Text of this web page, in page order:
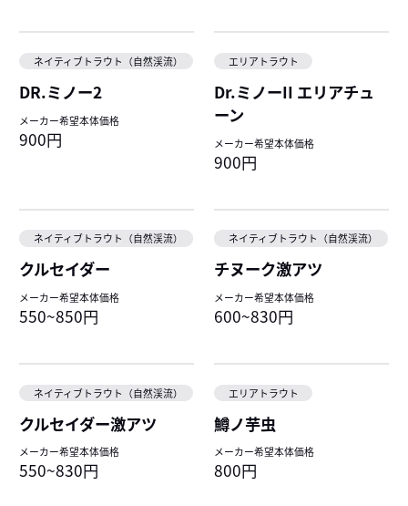
ネイティブトラウト（自然渓流）
DR.ミノー2
メーカー希望本体価格
900円
エリアトラウト
Dr.ミノーII エリアチュ
ーン
メーカー希望本体価格
900円
ネイティブトラウト（自然渓流）
クルセイダー
メーカー希望本体価格
550~850円
ネイティブトラウト（自然渓流）
チヌーク激アツ
メーカー希望本体価格
600~830円
ネイティブトラウト（自然渓流）
クルセイダー激アツ
メーカー希望本体価格
550~830円
エリアトラウト
鱒ノ芋虫
メーカー希望本体価格
800円